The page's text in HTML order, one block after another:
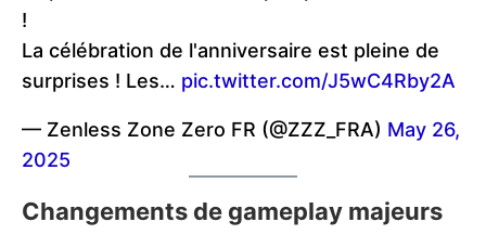
!
La célébration de l'anniversaire est pleine de
surprises ! Les… pic.twitter.com/J5wC4Rby2A
— Zenless Zone Zero FR (@ZZZ_FRA) May 26,
2025
Changements de gameplay majeurs